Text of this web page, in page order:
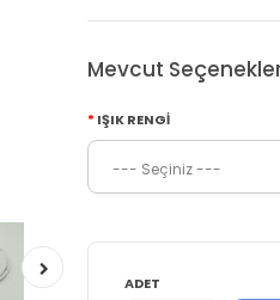
Mevcut
IŞIK RENGI
ADET